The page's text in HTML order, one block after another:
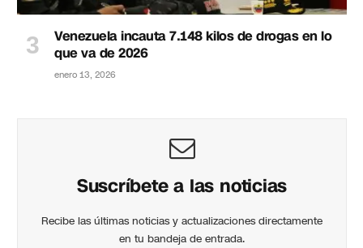
Venezuela incauta 7.148 kilos de drogas en lo
que va de 2026
enero 13, 2026
Suscríbete a las noticias
Recibe las últimas noticias y actualizaciones directamente
en tu bandeja de entrada.